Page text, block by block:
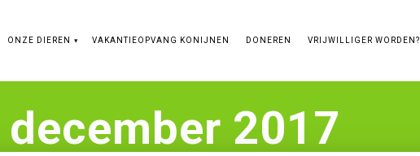
ONZE DIEREN VAKANTIEOPVANG KONIJNEN DONEREN VRIJWILLIGER WORDEN?
december 2017